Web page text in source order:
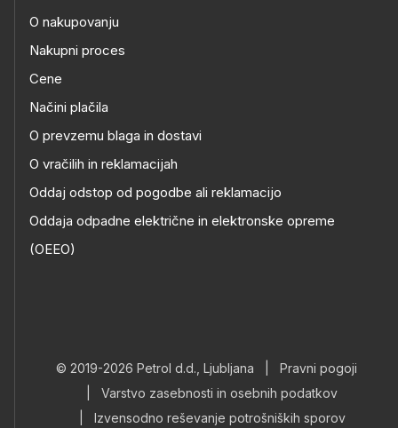
O nakupovanju
Nakupni proces
Cene
Načini plačila
O prevzemu blaga in dostavi
O vračilih in reklamacijah
Oddaj odstop od pogodbe ali reklamacijo
Oddaja odpadne električne in elektronske opreme
(OEEO)
© 2019-2026 Petrol d.d., Ljubljana
Pravni pogoji
Varstvo zasebnosti in osebnih podatkov
Izvensodno reševanje potrošniških sporov